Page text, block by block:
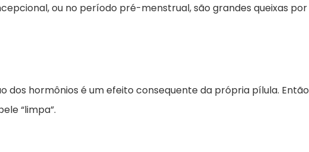
ou no período pré-menstrual, são grandes queixas por
dos hormônios é um efeito consequente da própria pílula. Então
“limpa”.